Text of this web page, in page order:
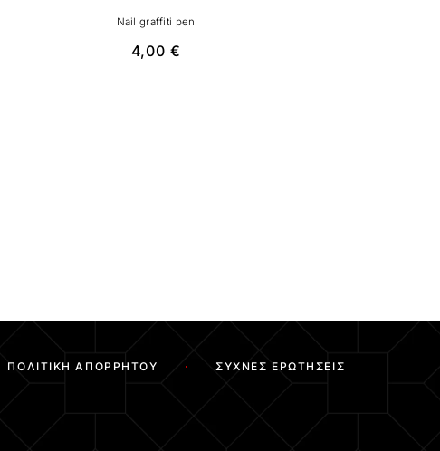
Nail graffiti pen
4,00 €
ΠΟΛΙΤΙΚΉ ΑΠΟΡΡΉΤΟΥ ΣΥΧΝΈΣ ΕΡΩΤΉΣΕΙΣ